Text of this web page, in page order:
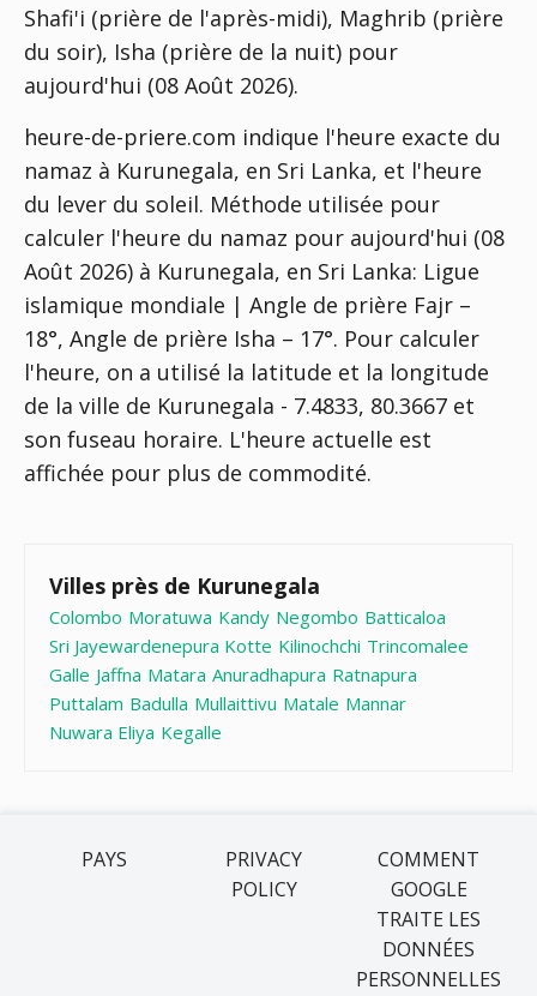
Shafi'i (prière de l'après-midi), Maghrib (prière
du soir), Isha (prière de la nuit) pour
aujourd'hui (08 Août 2026).
heure-de-priere.com indique l'heure exacte du
namaz à Kurunegala, en Sri Lanka, et l'heure
du lever du soleil. Méthode utilisée pour
calculer l'heure du namaz pour aujourd'hui (08
Août 2026) à Kurunegala, en Sri Lanka: Ligue
islamique mondiale | Angle de prière Fajr –
18°, Angle de prière Isha – 17°. Pour calculer
l'heure, on a utilisé la latitude et la longitude
de la ville de Kurunegala - 7.4833, 80.3667 et
son fuseau horaire. L'heure actuelle est
affichée pour plus de commodité.
Villes près de Kurunegala
Colombo Moratuwa Kandy Negombo Batticaloa
Sri Jayewardenepura Kotte Kilinochchi Trincomalee
Galle Jaffna Matara Anuradhapura Ratnapura
Puttalam Badulla Mullaittivu Matale Mannar
Nuwara Eliya Kegalle
PAYS
PRIVACY
POLICY
COMMENT
GOOGLE
TRAITE LES
DONNÉES
PERSONNELLES